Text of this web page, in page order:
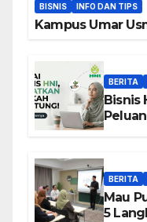
BISNIS INFO DAN TIPS
Kampus Umar
BERITA
Bisnis
BERITA
Mau
5